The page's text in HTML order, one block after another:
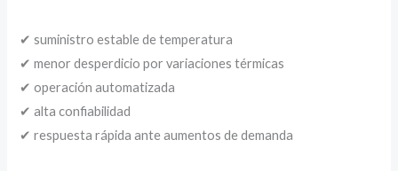
✔ suministro estable de temperatura
✔ menor desperdicio por variaciones térmicas
✔ operación automatizada
✔ alta confiabilidad
✔ respuesta rápida ante aumentos de demanda